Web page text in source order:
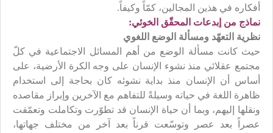
أفكاره في هذين المجالين، كمّاً وكيفاً.
نماذج من إبدعات المحقّق الخوئي:
نظرية التعهّد ومسألة الوضع اللغوي
حيث كانت مسألة الوضع من أهم المسائل الاجتماعية في كلّ
مجتمع عقلائي منذ نشوء الإنسان على وجه الكرة الأرضية، على
أساس أن الإنسان منذ بداية نشوئه كان بحاجة إلى استخدام
ظاهرة اللغة في حياته وسيلةً للتفاهم مع الآخرين وإبراز مقاصده
ونقلها إليهم، وبما أن حياة الإنسان قد تطوّرت وتكاملت وتعمّقت
عصراً بعد عصر وتوسّعت قرناً بعد آخر من مختلف جهاتها،